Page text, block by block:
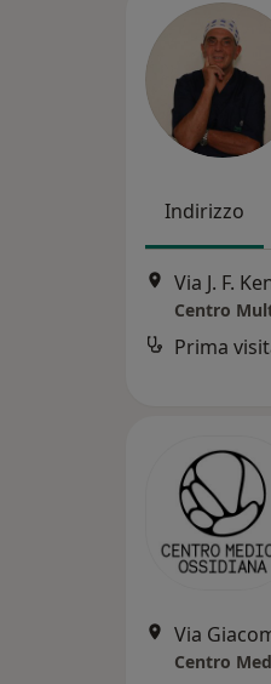
Indirizzo
Via J. F.
Centro
Prima
Centro